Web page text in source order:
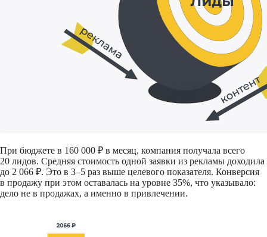
При бюджете в 160 000 ₽ в месяц, компания получала всего
20 лидов. Средняя стоимость одной заявки из рекламы доходила
до 2 066 ₽. Это в 3–5 раз выше целевого показателя. Конверсия
в продажу при этом оставалась на уровне 35%, что указывало:
дело не в продажах, а именно в привлечении.